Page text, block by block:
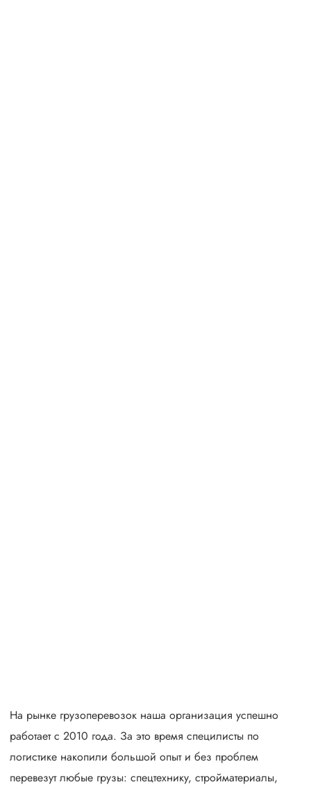
На рынке грузоперевозок наша организация успешно
работает с 2010 года. За это время специлисты по
логистике накопили большой опыт и без проблем
перевезут любые грузы: спецтехнику, стройматериалы,